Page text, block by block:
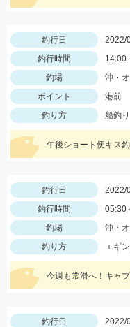
釣行日
2022/
釣行時間
14:00
釣場
沖・
ポイント
港前
釣り方
船釣り
釣行日
2022/
釣行時間
05:30
釣場
沖・
釣り方
エギ
釣行日
2022/